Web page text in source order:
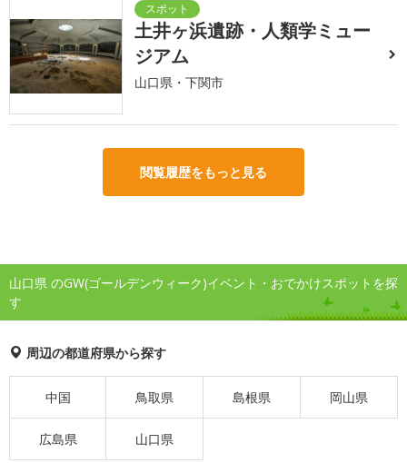
土井ヶ浜遺跡・人類学ミュー
ジアム
山口県・下関市
閲覧履歴をもっと見る
山口県 のGW(ゴールデンウィーク)イベント・おでかけスポットを探
す
周辺の都道府県から探す
中国 鳥取県 島根県 岡山県
広島県 山口県